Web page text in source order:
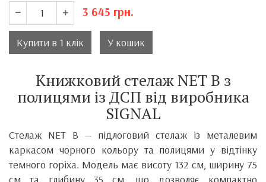
3 645 грн.
Купити в 1 клік У кошик
Книжковий стелаж NET B з
полицями із ДСП від виробника
SIGNAL
Стелаж NET B — підлоговий стелаж із металевим
каркасом чорного кольору та полицями у відтінку
темного горіха. Модель має висоту 132 см, ширину 75